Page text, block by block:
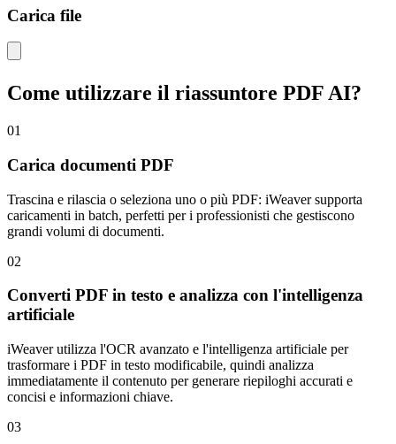
Carica file
Come utilizzare il riassuntore PDF AI?
01
Carica documenti PDF
Trascina e rilascia o seleziona uno o più PDF: iWeaver supporta
caricamenti in batch, perfetti per i professionisti che gestiscono
grandi volumi di documenti.
02
Converti PDF in testo e analizza con l'intelligenza
artificiale
iWeaver utilizza l'OCR avanzato e l'intelligenza artificiale per
trasformare i PDF in testo modificabile, quindi analizza
immediatamente il contenuto per generare riepiloghi accurati e
concisi e informazioni chiave.
03